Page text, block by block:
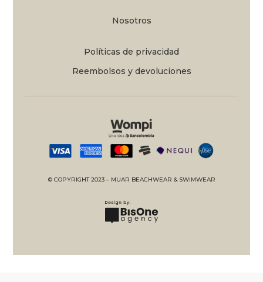
Nosotros
Políticas de privacidad
Reembolsos y devoluciones
© COPYRIGHT 2023 – MUAR BEACHWEAR & SWIMWEAR